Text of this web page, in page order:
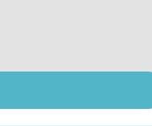
amygdales : que faire